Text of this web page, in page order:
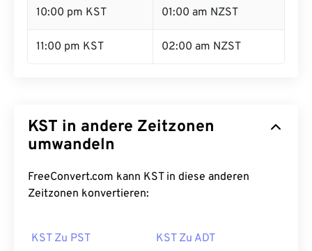
10:00 pm KST 01:00 am NZST
11:00 pm KST 02:00 am NZST
KST in andere Zeitzonen
umwandeln
FreeConvert.com kann KST in diese anderen
Zeitzonen konvertieren:
KST Zu PST KST Zu ADT